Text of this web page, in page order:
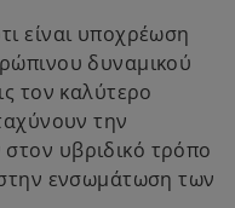
είναι υποχρέωση
δυναμικού
τον καλύτερο
την
υβριδικό τρόπο
ενσωμάτωση των